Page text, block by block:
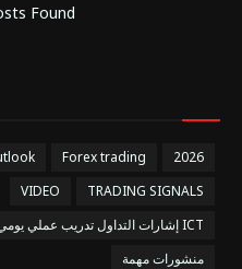
Found
2026
Forex trading
TRADING SIGNALS
VIDEO
إشارات التداول تدريب عملي يومي بالـ ICT
منشورات مهمة